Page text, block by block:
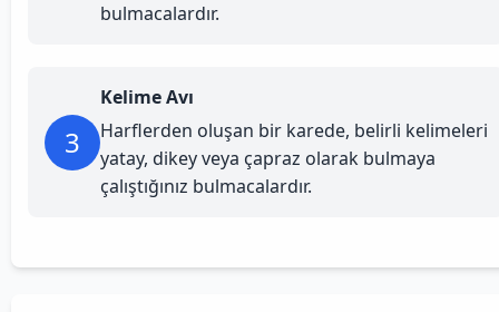
bulmacalardır.
3
Kelime Avı
Harflerden oluşan bir karede, belirli kelimeleri
yatay, dikey veya çapraz olarak bulmaya
çalıştığınız bulmacalardır.